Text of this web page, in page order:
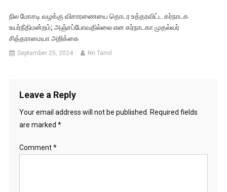
நில மோசடி வழக்கு விசாரணையை தொடர உத்தரவிட்ட கர்நாடக
உயர்நீதிமன்றம்; அஞ்சப்போவதில்லை என கர்நாடகா முதல்வர்
சித்தராமையா அறிக்கை
September 25, 2024 Nri Tamil
Leave a Reply
Your email address will not be published. Required fields
are marked *
Comment*